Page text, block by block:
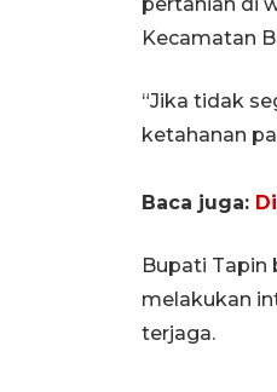
Kecamatan
“Jika tidak
ketahanan
Baca juga:
Bupati Tapin
melakukan
terjaga.